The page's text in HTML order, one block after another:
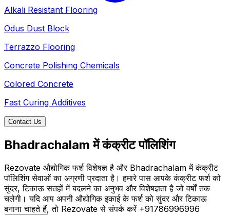
Alkali Resistant Flooring
Odus Dust Block
Terrazzo Flooring
Concrete Polishing Chemicals
Colored Concrete
Fast Curing Additives
Contact Us
Bhadrachalam में कंक्रीट पॉलिशिंग
Rezovate औद्योगिक फर्श विशेषज्ञ है और Bhadrachalam में कंक्रीट
पॉलिशिंग सेवाओं का अग्रणी प्रदाता है। हमारे पास आपके कंक्रीट फर्श को
सुंदर, टिकाऊ सतहों में बदलने का अनुभव और विशेषज्ञता है जो वर्षों तक
चलेगी। यदि आप अपनी औद्योगिक इकाई के फर्श को सुंदर और टिकाऊ
बनाना चाहते हैं, तो Rezovate से संपर्क करें +91786996996